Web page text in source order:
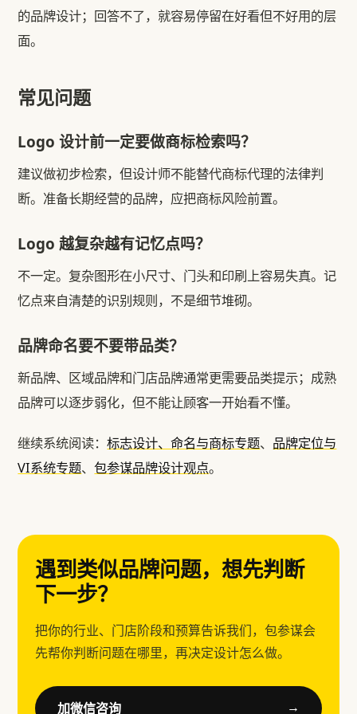
的品牌设计；回答不了，就容易停留在好看但不好用的层
面。
常见问题
Logo 设计前一定要做商标检索吗？
建议做初步检索，但设计师不能替代商标代理的法律判
断。准备长期经营的品牌，应把商标风险前置。
Logo 越复杂越有记忆点吗？
不一定。复杂图形在小尺寸、门头和印刷上容易失真。记
忆点来自清楚的识别规则，不是细节堆砌。
品牌命名要不要带品类？
新品牌、区域品牌和门店品牌通常更需要品类提示；成熟
品牌可以逐步弱化，但不能让顾客一开始看不懂。
继续系统阅读：标志设计、命名与商标专题、 品牌定位与
VI系统专题、包参谋品牌设计观点。
遇到类似品牌问题，想先判断
下一步？
把你的行业、门店阶段和预算告诉我们，包参谋会
先帮你判断问题在哪里，再决定设计怎么做。
加微信咨询 →